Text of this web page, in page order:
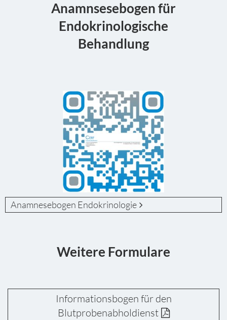
Anamnsesebogen für
Endokrinologische
Behandlung
Anamnesebogen Endokrinologie
Weitere Formulare
Informationsbogen für den
Blutprobenabholdienst